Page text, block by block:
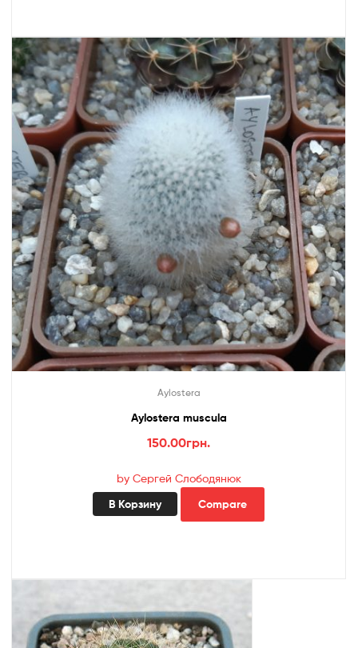
Aylostera
Aylostera muscula
150.00грн.
by Сергей Слободянюк
В Корзину Compare